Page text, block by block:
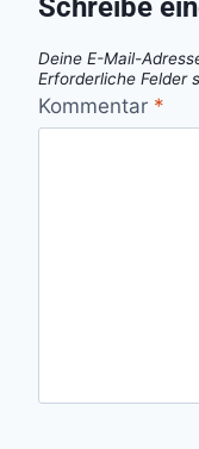
Schreibe
Deine E-Mail-
Erforderliche Felder
Kommentar *